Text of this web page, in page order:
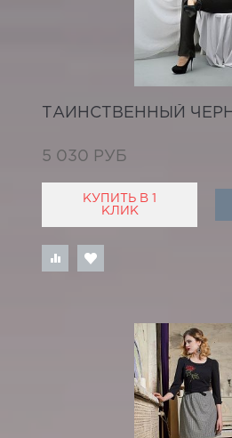
ТАИНСТВЕННЫЙ
5 030 РУБ
КУПИТЬ В 1
КЛИК